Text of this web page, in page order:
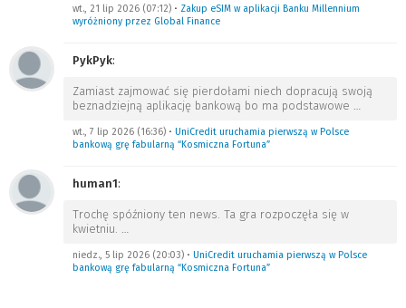
wt., 21 lip 2026 (07:12) • Zakup eSIM w aplikacji Banku Millennium
wyróżniony przez Global Finance
PykPyk:
Zamiast zajmować się pierdołami niech dopracują swoją
beznadziejną aplikację bankową bo ma podstawowe …
wt., 7 lip 2026 (16:36) • UniCredit uruchamia pierwszą w Polsce
bankową grę fabularną “Kosmiczna Fortuna”
human1:
Trochę spóźniony ten news. Ta gra rozpoczęła się w
kwietniu. …
niedz., 5 lip 2026 (20:03) • UniCredit uruchamia pierwszą w Polsce
bankową grę fabularną “Kosmiczna Fortuna”